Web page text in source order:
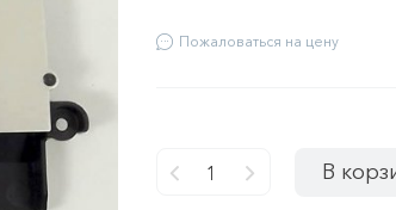
Пожаловаться на цену
- + В